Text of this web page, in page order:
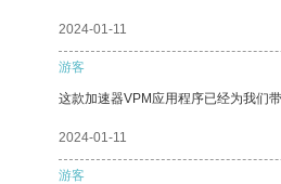
2024-01-11
游客
这款加速器VPM应用程序已经为我们
2024-01-11
游客